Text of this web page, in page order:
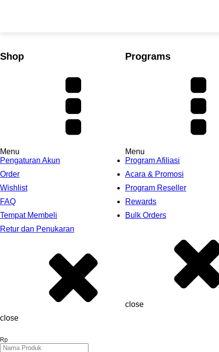
Shop
Menu
Pengaturan Akun
Order
Wishlist
FAQ
Tempat Membeli
Retur dan Penukaran
close
Programs
Menu
Program Afiliasi
Acara & Promosi
Program Reseller
Rewards
Bulk Orders
close